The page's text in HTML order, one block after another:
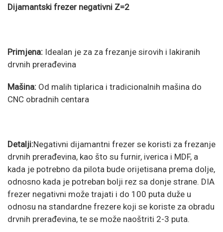
Dijamantski frezer negativni Z=2
Primjena: Idealan je za za frezanje sirovih i lakiranih
drvnih prerađevina
Mašina: Od malih tiplarica i tradicionalnih mašina do
CNC obradnih centara
Detalji:Negativni dijamantni frezer se koristi za frezanje
drvnih prerađevina, kao što su furnir, iverica i MDF, a
kada je potrebno da pilota bude orijetisana prema dolje,
odnosno kada je potreban bolji rez sa donje strane. DIA
frezer negativni može trajati i do 100 puta duže u
odnosu na standardne frezere koji se koriste za obradu
drvnih prerađevina, te se može naoštriti 2-3 puta.